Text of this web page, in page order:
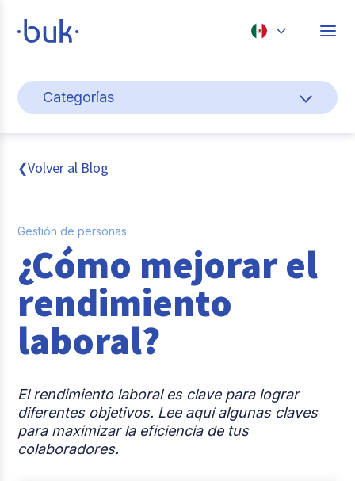
Perú
Categorías
Gestión de personas
Cultura y bienestar laboral
Transformación digital
Tendencias y data
Novedades
Entrevistas con expertos
Actualidad laboral
❮Volver al Blog
Gestión de personas
¿Cómo mejorar el
rendimiento
laboral?
El rendimiento laboral es clave para lograr
diferentes objetivos. Lee aquí algunas claves
para maximizar la eficiencia de tus
colaboradores.